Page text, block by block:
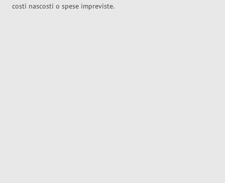
costi nascosti o spese impreviste.